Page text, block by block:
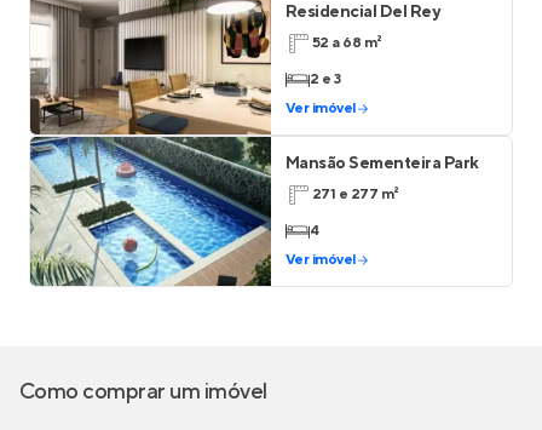
Residencial Del Rey
52 a 68 m²
2 e 3
Ver imóvel
Mansão Sementeira Park
271 e 277 m²
4
Ver imóvel
Como comprar um imóvel